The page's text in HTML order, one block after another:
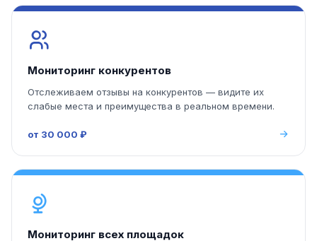
Мониторинг конкурентов
Отслеживаем отзывы на конкурентов — видите их
слабые места и преимущества в реальном времени.
от 30 000 ₽
Мониторинг всех площадок